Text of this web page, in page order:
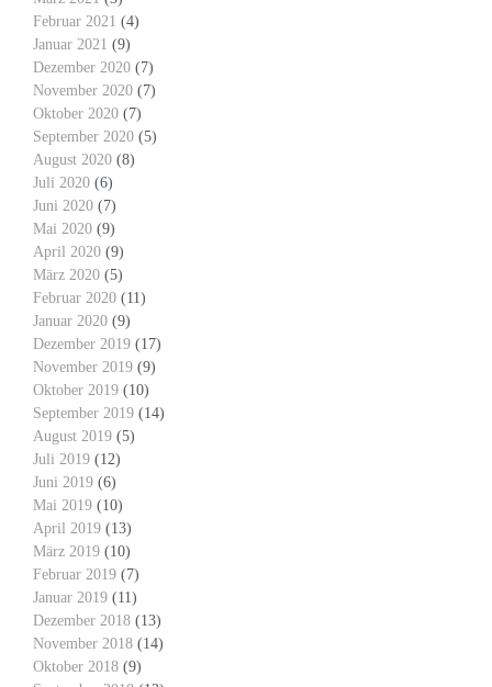
Februar 2021 (4)
Januar 2021 (9)
Dezember 2020 (7)
November 2020 (7)
Oktober 2020 (7)
September 2020 (5)
August 2020 (8)
Juli 2020 (6)
Juni 2020 (7)
Mai 2020 (9)
April 2020 (9)
März 2020 (5)
Februar 2020 (11)
Januar 2020 (9)
Dezember 2019 (17)
November 2019 (9)
Oktober 2019 (10)
September 2019 (14)
August 2019 (5)
Juli 2019 (12)
Juni 2019 (6)
Mai 2019 (10)
April 2019 (13)
März 2019 (10)
Februar 2019 (7)
Januar 2019 (11)
Dezember 2018 (13)
November 2018 (14)
Oktober 2018 (9)